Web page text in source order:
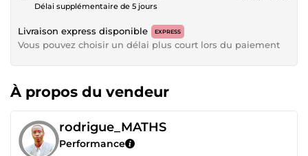
Délai supplémentaire de 5 jours
Livraison express disponible EXPRESS
Vous pouvez choisir un délai plus court lors du paiement
À propos du vendeur
rodrigue_MATHS
Performance